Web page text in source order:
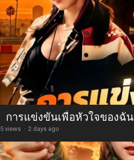
การแข่งขันเพื่อหัวใจของฉัน
5 views · 2 days ago